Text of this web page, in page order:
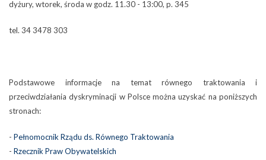
dyżury, wtorek, środa w godz. 11.30 - 13:00, p. 345
tel. 34 3478 303
Podstawowe informacje na temat równego traktowania i
przeciwdziałania dyskryminacji w Polsce można uzyskać na poniższych
stronach:
- Pełnomocnik Rządu ds. Równego Traktowania
- Rzecznik Praw Obywatelskich